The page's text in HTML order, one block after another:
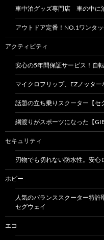
車中泊グッズ専門店 車の中に
アウトドア定番！NO.1ワンタ
アクティビティ
安心の5年間保証サービス！自
マイクロフリップ、EZノッタ
話題の立ち乗りスクーター【セ
綱渡りがスポーツになった【
セキュリティ
刃物でも切れない防水性。安心
ホビー
人気のバランススクーター特
セグウェイ
エコ